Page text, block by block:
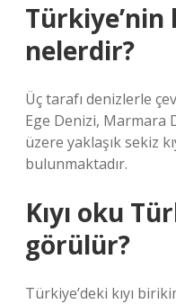
Türkiye’nin
nelerdir?
Üç tarafı denizlerle
Ege Denizi, Marmara
üzere yaklaşık sekiz
bulunmaktadır.
Kıyı oku
görülür?
Türkiye’deki kıyı